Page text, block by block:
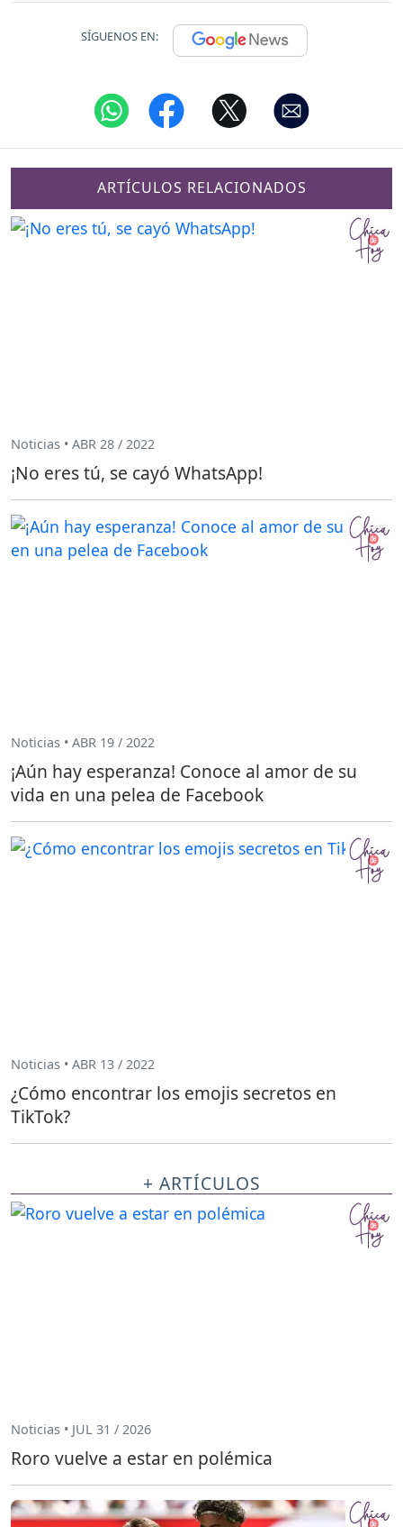
SÍGUENOS EN:
ARTÍCULOS RELACIONADOS
Noticias • ABR 28 / 2022
¡No eres tú, se cayó WhatsApp!
Noticias • ABR 19 / 2022
¡Aún hay esperanza! Conoce al amor de su
vida en una pelea de Facebook
Noticias • ABR 13 / 2022
¿Cómo encontrar los emojis secretos en
TikTok?
+ ARTÍCULOS
Noticias • JUL 31 / 2026
Roro vuelve a estar en polémica